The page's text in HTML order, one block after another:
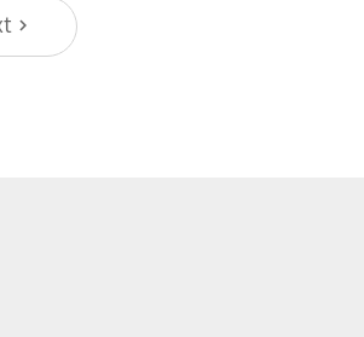
keyboard_arrow_right